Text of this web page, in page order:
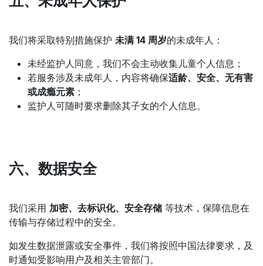
我们将采取特别措施保护 未满 14 周岁的未成年人：
未经监护人同意，我们不会主动收集儿童个人信息；
若服务涉及未成年人，内容将确保适龄、安全、无有害
或成瘾元素 ；
监护人可随时要求删除其子女的个人信息。
六、数据安全
我们采用 加密、去标识化、安全存储 等技术，保障信息在
传输与存储过程中的安全。
如发生数据泄露或安全事件，我们将按照中国法律要求，及
时通知受影响用户及相关主管部门。